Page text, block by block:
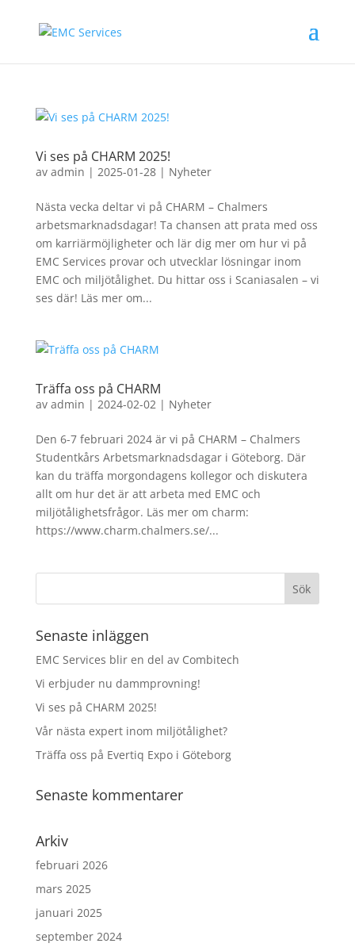
Vi ses på CHARM 2025!
av admin | 2025-01-28| Nyheter
Nästa vecka deltar vi på CHARM – Chalmers
arbetsmarknadsdagar! Ta chansen att prata med oss
om karriärmöjligheter och lär dig mer om hur vi på
EMC Services provar och utvecklar lösningar inom
EMC och miljötålighet. Du hittar oss i Scaniasalen – vi
ses där! Läs mer om...
Träffa oss på CHARM
av admin | 2024-02-02| Nyheter
Den 6-7 februari 2024 är vi på CHARM – Chalmers
Studentkårs Arbetsmarknadsdagar i Göteborg. Där
kan du träffa morgondagens kollegor och diskutera
allt om hur det är att arbeta med EMC och
miljötålighetsfrågor. Läs mer om charm:
https://www.charm.chalmers.se/...
Senaste inläggen
EMC Services blir en del av Combitech
Vi erbjuder nu dammprovning!
Vi ses på CHARM 2025!
Vår nästa expert inom miljötålighet?
Träffa oss på Evertiq Expo i Göteborg
Senaste kommentarer
Arkiv
februari 2026
mars 2025
januari 2025
september 2024